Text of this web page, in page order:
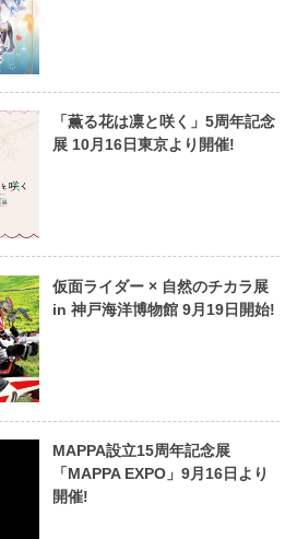
「薫る花は凛と咲く」5周年記念
展 10月16日東京より開催!
仮面ライダー × 自然のチカラ展
in 神戸海洋博物館 9月19日開始!
MAPPA設立15周年記念展
「MAPPA EXPO」9月16日より
開催!